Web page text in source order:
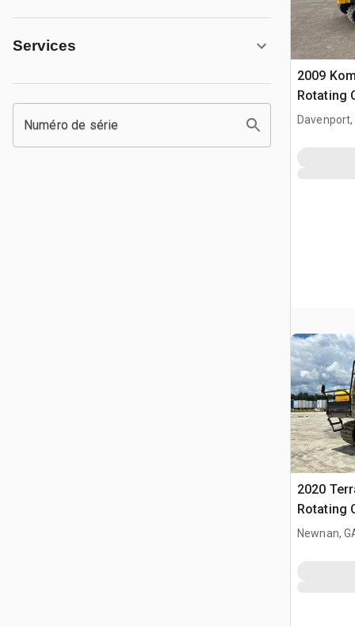
Services
Numéro de série
2009
Rotating
Davenport,
2020
Rotating
Newnan,